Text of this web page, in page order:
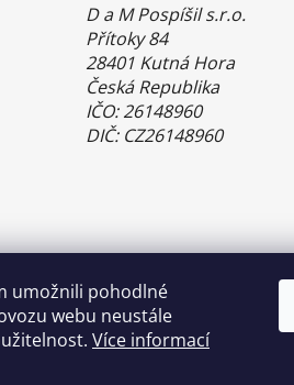
umožnili pohodlné
webu neustále
Více informací
D a M Pospíšil s.r.o.
Přítoky 84
28401 Kutná Hora
Česká Republika
IČO: 26148960
DIČ: CZ26148960
Pluxee - Sodexo